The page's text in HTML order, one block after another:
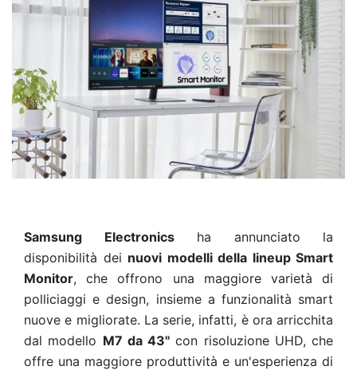
Samsung Electronicsha annunciato la
disponibilità dei nuovi modelli della lineup Smart
Monitor, che offrono una maggiore varietà di
polliciaggi e design, insieme a funzionalità smart
nuove e migliorate. La serie, infatti, è ora arricchita
dal modello M7 da 43'' con risoluzione UHD, che
offre una maggiore produttività e un'esperienza di